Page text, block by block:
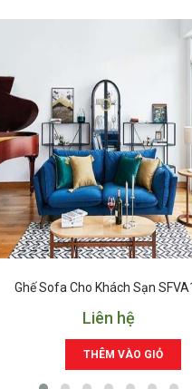
Ghế Sofa Cho Khách Sạn
Liên hệ
THÊM VÀO GIỎ